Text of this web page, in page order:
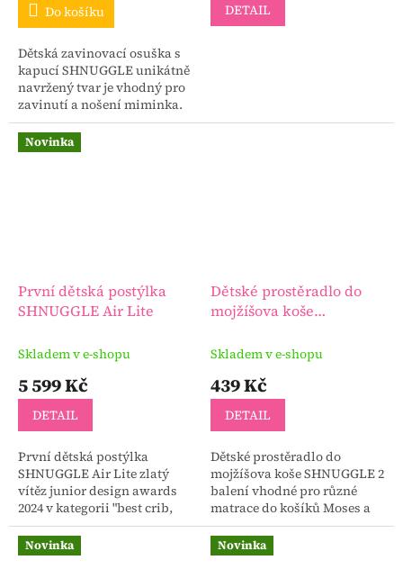
Do košíku
Dětská zavinovací osuška s
kapucí SHNUGGLE unikátně
navržený tvar je vhodný pro
zavinutí a nošení miminka.
DETAIL
Novinka
První dětská postýlka
SHNUGGLE Air Lite
Skladem v e-shopu
5 599 Kč
DETAIL
První dětská postýlka
SHNUGGLE Air Lite zlatý
vítěz junior design awards
2024 v kategorii "best crib,
pod moses" recenzováno na
netmums – oceněná
kombinace stylu, pohodlí a...
Dětské prostěradlo do
mojžíšova koše
Skladem v e-shopu
439 Kč
DETAIL
Dětské prostěradlo do
mojžíšova koše SHNUGGLE 2
balení vhodné pro různé
matrace do košíků Moses a
kočárků kompatibilní s
matracemi používanými v
košících.
Novinka Novinka